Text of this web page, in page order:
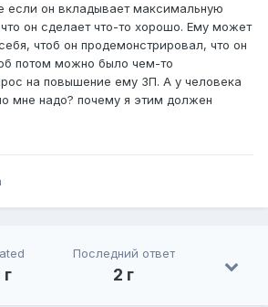
если он вкладывает максимальную
он сделает что-то хорошо. Ему может
чтоб он продемонстрировал, что он
потом можно было чем-то
на повышение ему ЗП. А у человека
мне надо? почему я этим должен
Последний ответ
2 г